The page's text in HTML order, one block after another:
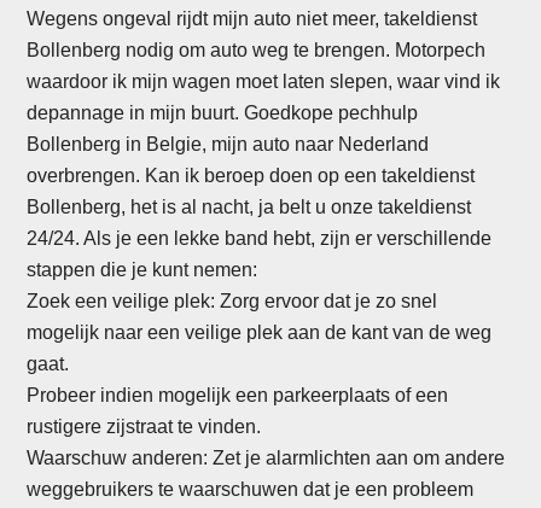
Wegens ongeval rijdt mijn auto niet meer, takeldienst
Bollenberg nodig om auto weg te brengen. Motorpech
waardoor ik mijn wagen moet laten slepen, waar vind ik
depannage in mijn buurt. Goedkope pechhulp
Bollenberg in Belgie, mijn auto naar Nederland
overbrengen. Kan ik beroep doen op een takeldienst
Bollenberg, het is al nacht, ja belt u onze takeldienst
24/24. Als je een lekke band hebt, zijn er verschillende
stappen die je kunt nemen:
Zoek een veilige plek: Zorg ervoor dat je zo snel
mogelijk naar een veilige plek aan de kant van de weg
gaat.
Probeer indien mogelijk een parkeerplaats of een
rustigere zijstraat te vinden.
Waarschuw anderen: Zet je alarmlichten aan om andere
weggebruikers te waarschuwen dat je een probleem